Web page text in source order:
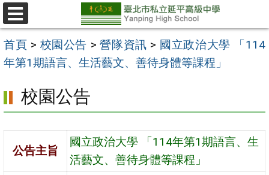
跳
至
主
要
區
選
單
首頁 > 校園公告 >營隊資訊 > 國立政治大學 「114
年第1期語言、生活藝文、善待身體等課程」
校園公告
公告主旨
國立政治大學 「114年第1期語言、生
活藝文、善待身體等課程」